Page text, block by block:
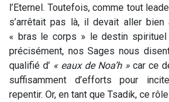
l’Eternel. Toutefois, comme tout
s’arrêtait pas là, il devait aller bien
« bras le corps » le destin spirituel
précisément, nos Sages nous
qualifié d’ « eaux de Noa’h » car ce
suffisamment d’efforts pour
repentir. Or, en tant que Tsadik, ce